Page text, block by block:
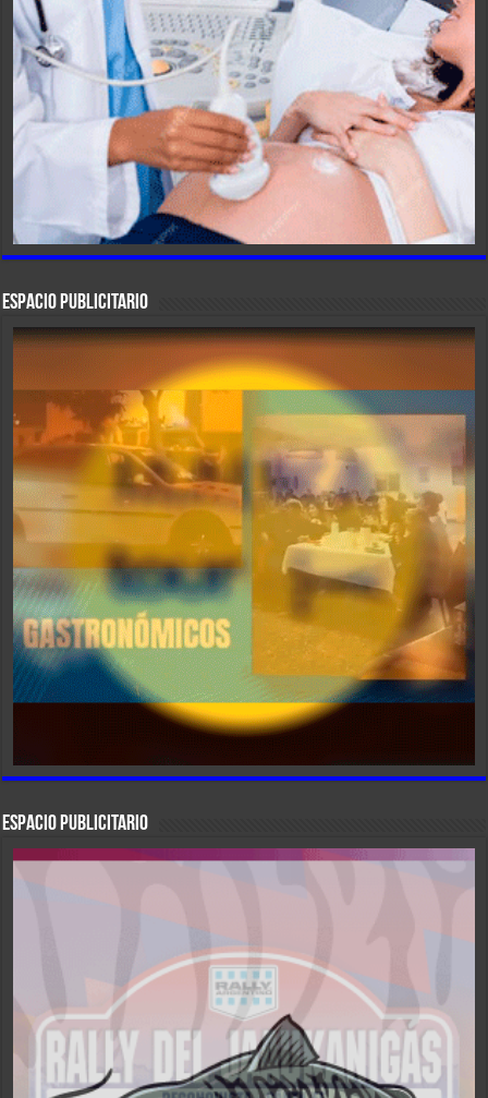
ESPACIO PUBLICITARIO
ESPACIO PUBLICITARIO